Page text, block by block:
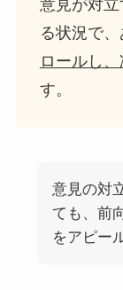
意見が対
る状況で
ロールし
す。
意見の対
ても、前
をアピー